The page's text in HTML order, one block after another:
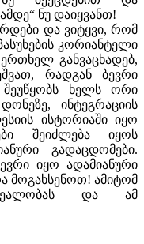
ნუ დაიყვანთ!
და ვიტყვი, რომ
კორიანტელი
განვაცხადებ,
რადგან ბევრი
შეუწყობს ხელს ორი
ინტეგრაციის
ისტორიაში იყო
შეიძლება იყოს
გადაცდომები.
იყო ადამიანური
მოგახსენოთ! ამიტომ
და ამ